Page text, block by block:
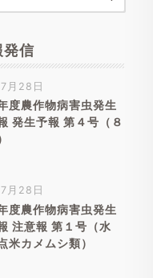
発信
月28日
度農作物病害虫発生
発生予報 第４号（８
月28日
度農作物病害虫発生
注意報 第１号（水
カメムシ類）